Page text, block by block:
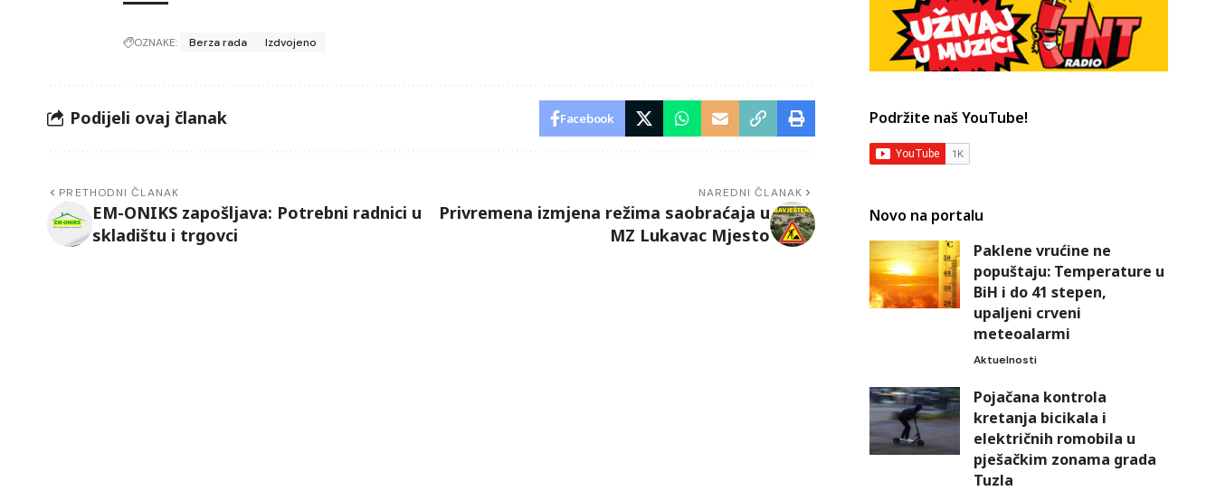
OZNAKE: Berza rada Izdvojeno
Podijeli ovaj članak Facebook
PRETHODNI ČLANAK
EM-ONIKS zapošljava: Potrebni radnici u
skladištu i trgovci
NAREDNI ČLANAK
Privremena izmjena režima saobraćaja u
MZ Lukavac Mjesto
Podržite naš YouTube!
Novo na portalu
Paklene vrućine ne
popuštaju: Temperature u
BiH i do 41 stepen,
upaljeni crveni
meteoalarmi
Aktuelnosti
Pojačana kontrola
kretanja bicikala i
električnih romobila u
pješačkim zonama grada
Tuzla